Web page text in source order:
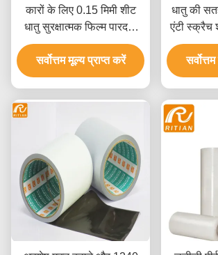
कारों के लिए 0.15 मिमी शीट
धातु सुरक्षात्मक फिल्म पारदर्शी
विरोधी स्क्रैच फिल्म
सर्वोत्तम मूल्य प्राप्त करें
धातु की
एंटी स्क्रैच